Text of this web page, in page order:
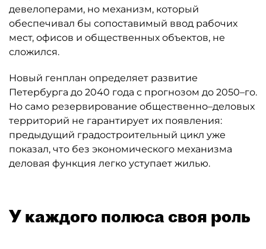
девелоперами, но механизм, который
обеспечивал бы сопоставимый ввод рабочих
мест, офисов и общественных объектов, не
сложился.
Новый генплан определяет развитие
Петербурга до 2040 года с прогнозом до 2050–го.
Но само резервирование общественно–деловых
территорий не гарантирует их появления:
предыдущий градостроительный цикл уже
показал, что без экономического механизма
деловая функция легко уступает жилью.
У каждого полюса своя роль